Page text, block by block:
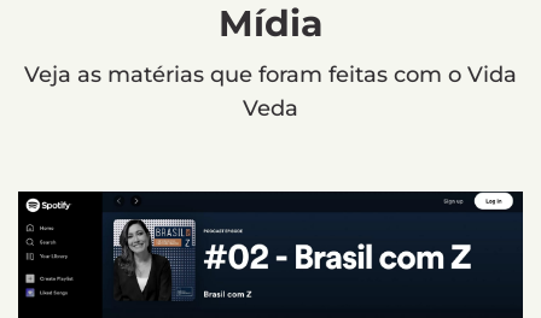
Mídia
Veja as matérias que foram feitas com o Vida
Veda